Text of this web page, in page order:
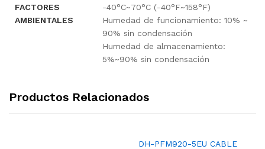
FACTORES
AMBIENTALES
-40°C~70°C (-40°F~158°F)
Humedad de funcionamiento: 10% ~
90% sin condensación
Humedad de almacenamiento:
5%~90% sin condensación
Productos Relacionados
DH-PFM920-5EU CABLE